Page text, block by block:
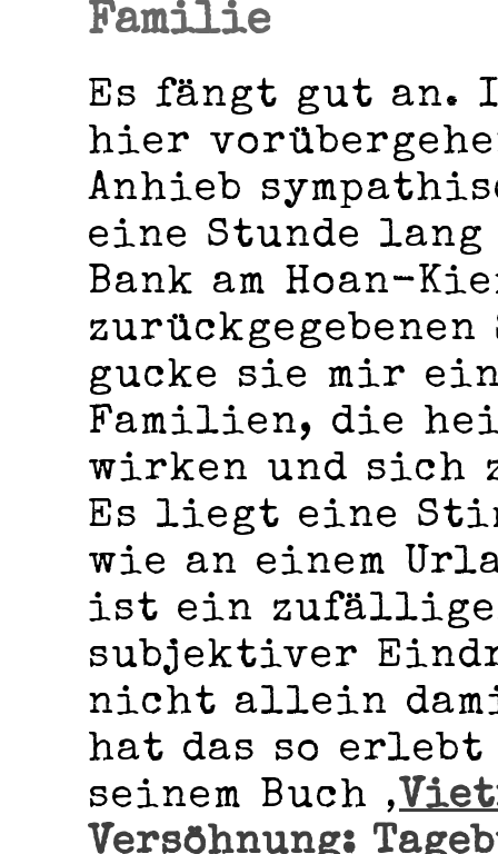
Familie
Es fängt gut an.
hier
Anhieb
eine Stunde
Bank am Hoan-
gucke sie mir
Familien, die
wirken und sich
Es liegt eine
wie an einem
ist ein
subjektiver
nicht allein
hat das so
seinem Buch ‚
Versöhnung: